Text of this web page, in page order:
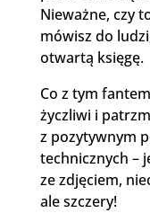
Nieważne, czy
mówisz do
otwartą księgę.
Co z tym
życzliwi i
z pozytywnym
technicznych –
ze zdjęciem,
ale szczery!